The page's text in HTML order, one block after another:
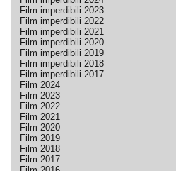
Film imperdibili 2023
Film imperdibili 2022
Film imperdibili 2021
Film imperdibili 2020
Film imperdibili 2019
Film imperdibili 2018
Film imperdibili 2017
Film 2024
Film 2023
Film 2022
Film 2021
Film 2020
Film 2019
Film 2018
Film 2017